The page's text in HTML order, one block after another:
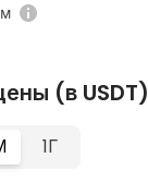
(в USDT)
1Г